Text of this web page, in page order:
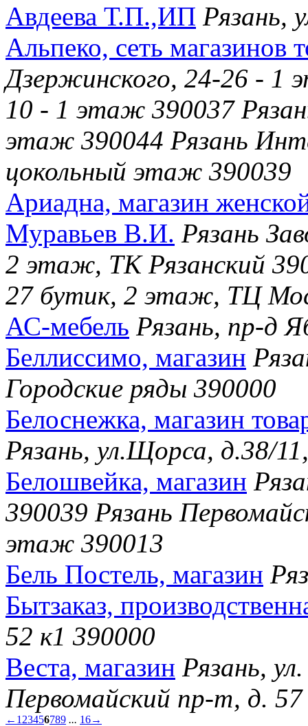
Авдеева Т.П.,ИП Рязань,
Альпеко, сеть магазинов
Дзержинского, 24-26 - 1
10 - 1 этаж 390037
этаж 390044 Рязань
цокольный этаж 390039
Ариадна, магазин
Муравьев В.И. Рязань
2 этаж, ТК Рязанский
27 бутик, 2 этаж, ТЦ
АС-мебель Рязань, пр-д
Беллиссимо, магазин
Городские ряды 390000
Белоснежка, магазин
Рязань, ул.Щорса, д.38/
Белошвейка, магазин
390039 Рязань
этаж 390013
Бель Постель, магазин
Бытзаказ,
52 к1 390000
Веста, магазин Рязань,
Первомайский пр-т, д. 57
← 1 23456789 ... 16→